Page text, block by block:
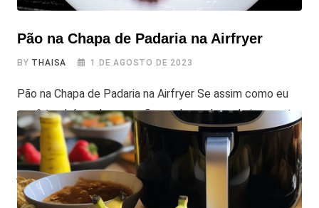
Pão na Chapa de Padaria na Airfryer
BY THAISA 1 DE AGOSTO DE 2023
Pão na Chapa de Padaria na Airfryer Se assim como eu
você também adora um pão na chapa de padaria, aposto
que vai curtir esse pão na chapa de padaria na airfryer,
pode ser que não fique 100% igual, mas se ficar uns 80%
já está ótimo, não? Bora pra receita? Confira também:
Promoção de